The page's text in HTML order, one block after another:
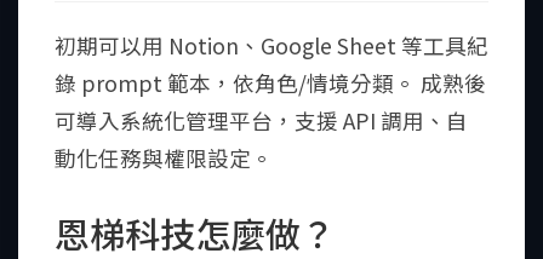
初期可以用 Notion、Google Sheet 等工具紀
錄 prompt 範本，依角色/情境分類。 成熟後
可導入系統化管理平台，支援 API 調用、自
動化任務與權限設定。
恩梯科技怎麼做？